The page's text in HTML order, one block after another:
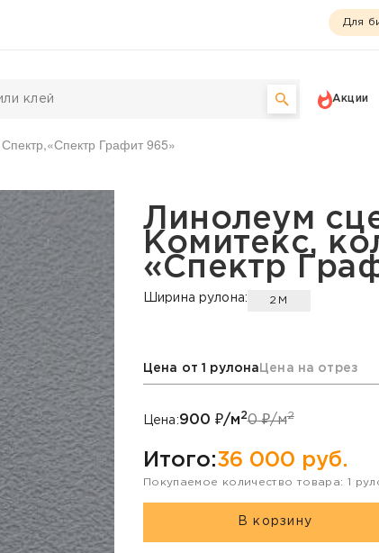
Для
Акции
Графит 965»
коллекция
Линолеум
Комитекс,
«Спектр
Ширина рулона: 2М
Цена от 1 рулона Цена на отрез
Цена:900 ₽/м20₽/м2
Итого:36 000 руб.
Покупаемое количество товара: 1
В корзину